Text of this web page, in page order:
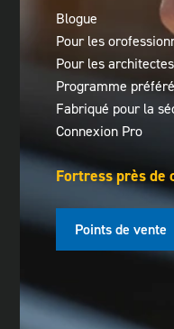
Blogue
Pour les
Pour les architectes
Programme préféré
Fabriqué pour la
Connexion Pro
Fortress près de
Points de vente